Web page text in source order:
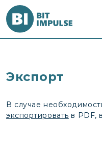
Экспорт
В случае
экспортировать в PDF,